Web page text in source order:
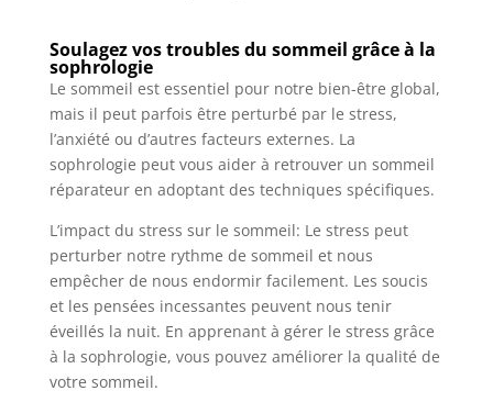
Soulagez vos troubles du sommeil grâce à la
sophrologie
Le sommeil est essentiel pour notre bien-être global,
mais il peut parfois être perturbé par le stress,
l’anxiété ou d’autres facteurs externes. La
sophrologie peut vous aider à retrouver un sommeil
réparateur en adoptant des techniques spécifiques.
L’impact du stress sur le sommeil: Le stress peut
perturber notre rythme de sommeil et nous
empêcher de nous endormir facilement. Les soucis
et les pensées incessantes peuvent nous tenir
éveillés la nuit. En apprenant à gérer le stress grâce
à la sophrologie, vous pouvez améliorer la qualité de
votre sommeil.